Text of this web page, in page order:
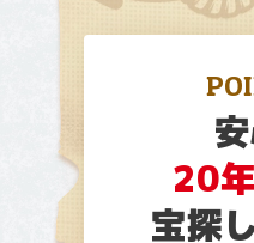
20
宝探